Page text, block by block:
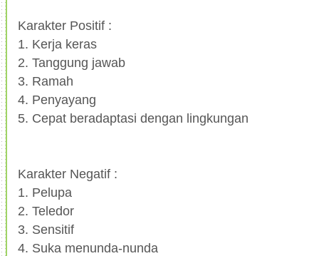
Karakter Positif :
1. Kerja keras
2. Tanggung jawab
3. Ramah
4. Penyayang
5. Cepat beradaptasi dengan lingkungan
Karakter Negatif :
1. Pelupa
2. Teledor
3. Sensitif
4. Suka menunda-nunda